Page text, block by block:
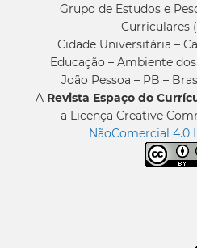
Grupo de Estudos e
Curriculares
Cidade Universitária –
Educação – Ambiente
João Pessoa – PB –
A Revista Espaço do
a Licença Creative
NãoComercial 4.0